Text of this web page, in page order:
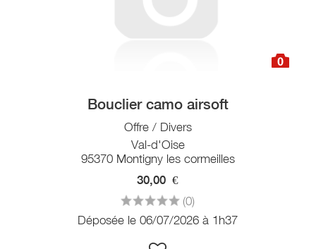
0
Bouclier camo airsoft
Offre / Divers
Val-d'Oise
95370 Montigny les cormeilles
30,00 €
(0)
Déposée le 06/07/2026 à 1h37